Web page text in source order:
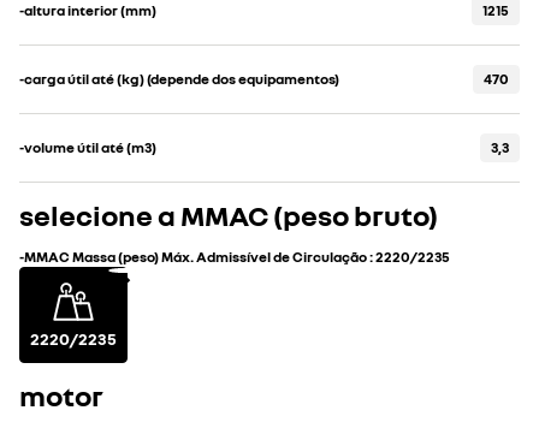
-altura interior (mm) 1215
-carga útil até (kg) (depende dos equipamentos) 470
-volume útil até (m3) 3,3
selecione a MMAC (peso bruto)
-MMAC Massa (peso) Máx. Admissível de Circulação:2220/2235
2220/2235
motor